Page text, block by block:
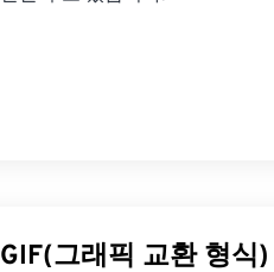
GIF(그래픽 교환 형식